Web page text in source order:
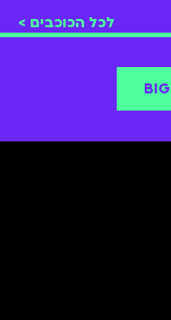
ב-BIGI
!
לכל הכוכבים >